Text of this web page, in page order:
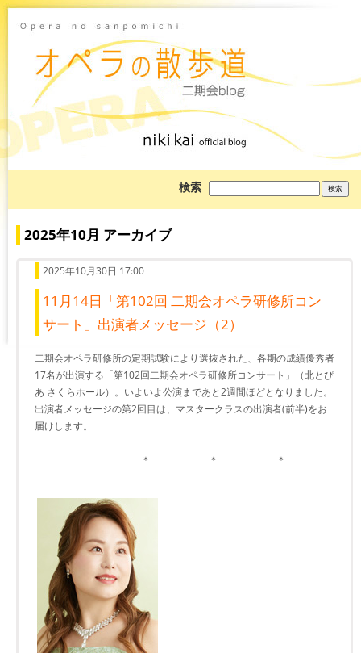
検索
を
2025年10月 アーカイブ
2025年10月30日 17:00
11月14日「第102回 二期会オペラ研修所コン
サート」出演者メッセージ（2）
二期会オペラ研修所の定期試験により選抜された、各期の成績優秀者
17名が出演する「第102回二期会オペラ研修所コンサート」（北とぴ
あ さくらホール）。いよいよ公演まであと2週間ほどとなりました。
出演者メッセージの第2回目は、マスタークラスの出演者(前半)をお
届けします。
＊ ＊ ＊